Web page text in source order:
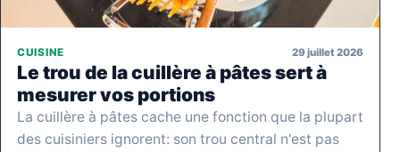
CUISINE 29 juillet 2026
Le trou de la cuillère à pâtes sert à
mesurer vos portions
La cuillère à pâtes cache une fonction que la plupart
des cuisiniers ignorent: son trou central n'est pas